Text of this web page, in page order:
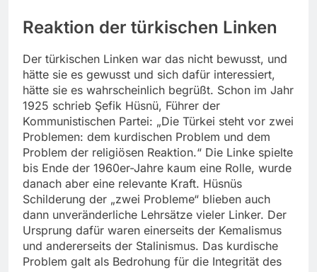
Reaktion der türkischen Linken
Der türkischen Linken war das nicht bewusst, und
hätte sie es gewusst und sich dafür interessiert,
hätte sie es wahrscheinlich begrüßt. Schon im Jahr
1925 schrieb Şefik Hüsnü, Führer der
Kommunistischen Partei: „Die Türkei steht vor zwei
Problemen: dem kurdischen Problem und dem
Problem der religiösen Reaktion.“ Die Linke spielte
bis Ende der 1960er-Jahre kaum eine Rolle, wurde
danach aber eine relevante Kraft. Hüsnüs
Schilderung der „zwei Probleme“ blieben auch
dann unveränderliche Lehrsätze vieler Linker. Der
Ursprung dafür waren einerseits der Kemalismus
und andererseits der Stalinismus. Das kurdische
Problem galt als Bedrohung für die Integrität des